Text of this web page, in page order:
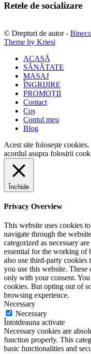
Retele de socializare
© Drepturi de autor -
Theme by Kriesi
ACASĂ
SĂNĂTATE
MASAJ
ÎNGRIJIRE
PROMOȚII
Contact
Coș
Contul meu
Blog
Acest site folosește
acordul asupra folosirii
Închide
Privacy Overview
This website uses cookies
navigate through the
categorized as necessary
essential for the working of
also use third-party cookies
you use this website.
only with your consent.
cookies. But opting out of
browsing experience.
Necessary
Necessary
Întotdeauna activate
Necessary cookies are
function properly. This
basic functionalities and